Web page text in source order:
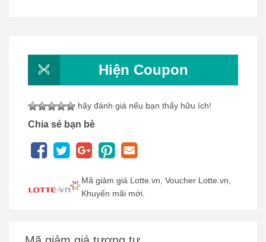
Hiện Coupon
hãy đánh giá nếu bạn thấy hữu ích!
Chia sẻ bạn bè
Mã giảm giá Lotte.vn, Voucher Lotte.vn,
Khuyến mãi mới.